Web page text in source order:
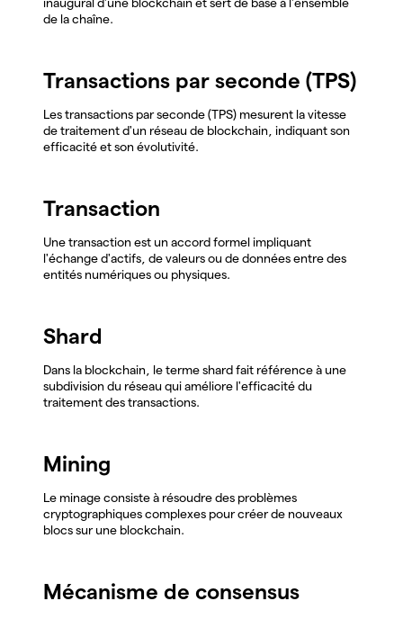
de la chaîne.
Transactions par seconde (TPS)
Les transactions par seconde (TPS) mesurent la vitesse
de traitement d'un réseau de blockchain, indiquant son
efficacité et son évolutivité.
Transaction
Une transaction est un accord formel impliquant
l'échange d'actifs, de valeurs ou de données entre des
entités numériques ou physiques.
Shard
Dans la blockchain, le terme shard fait référence à une
subdivision du réseau qui améliore l'efficacité du
traitement des transactions.
Mining
Le minage consiste à résoudre des problèmes
cryptographiques complexes pour créer de nouveaux
blocs sur une blockchain.
Mécanisme de consensus